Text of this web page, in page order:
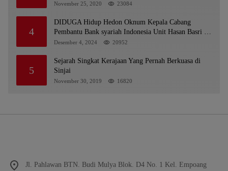
November 25, 2020 23084
4
DIDUGA Hidup Hedon Oknum Kepala Cabang
Pembantu Bank syariah Indonesia Unit Hasan Basri di
Banjarmasin Tipu Nasabah Prioritasnya Hingga
OJK Kalsel : Bertemu Tanggal 11
Desember 4, 2024 20952
5
Sejarah Singkat Kerajaan Yang Pernah Berkuasa di
Sinjai
November 30, 2019 16820
Jl. Pahlawan BTN. Budi Mulya Blok. D4 No. 1 Kel. Empoang